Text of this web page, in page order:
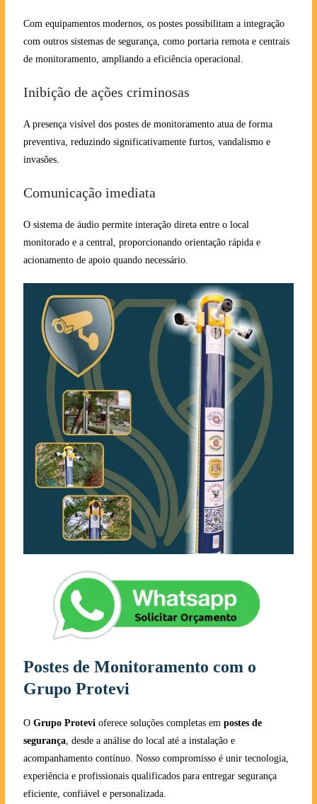
Com equipamentos modernos, os postes possibilitam a integração
com outros sistemas de segurança, como portaria remota e centrais
de monitoramento, ampliando a eficiência operacional.
Inibição de ações criminosas
A presença visível dos postes de monitoramento atua de forma
preventiva, reduzindo significativamente furtos, vandalismo e
invasões.
Comunicação imediata
O sistema de áudio permite interação direta entre o local
monitorado e a central, proporcionando orientação rápida e
acionamento de apoio quando necessário.
Postes de Monitoramento com o
Grupo Protevi
O Grupo Protevi oferece soluções completas em postes de
segurança, desde a análise do local até a instalação e
acompanhamento contínuo. Nosso compromisso é unir tecnologia,
experiência e profissionais qualificados para entregar segurança
eficiente, confiável e personalizada.